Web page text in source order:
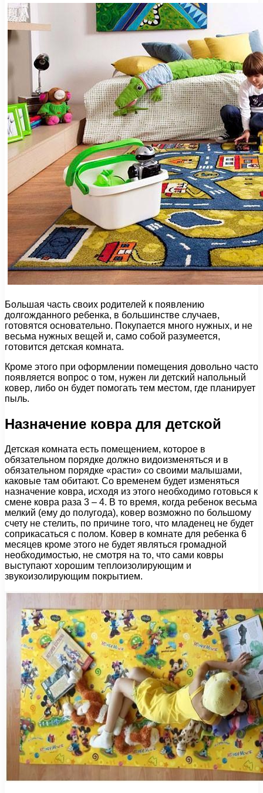
Большая часть своих родителей к появлению
долгожданного ребенка, в большинстве случаев,
готовятся основательно. Покупается много нужных, и не
весьма нужных вещей и, само собой разумеется,
готовится детская комната.
Кроме этого при оформлении помещения довольно часто
появляется вопрос о том, нужен ли детский напольный
ковер, либо он будет помогать тем местом, где планирует
пыль.
Назначение ковра для детской
Детская комната есть помещением, которое в
обязательном порядке должно видоизменяться и в
обязательном порядке «расти» со своими малышами,
каковые там обитают. Со временем будет изменяться
назначение ковра, исходя из этого необходимо готовься к
смене ковра раза 3 – 4. В то время, когда ребенок весьма
мелкий (ему до полугода), ковер возможно по большому
счету не стелить, по причине того, что младенец не будет
соприкасаться с полом. Ковер в комнате для ребенка 6
месяцев кроме этого не будет являться громадной
необходимостью, не смотря на то, что сами ковры
выступают хорошим теплоизолирующим и
звукоизолирующим покрытием.